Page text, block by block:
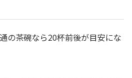
の茶碗なら20杯前後が目安にな